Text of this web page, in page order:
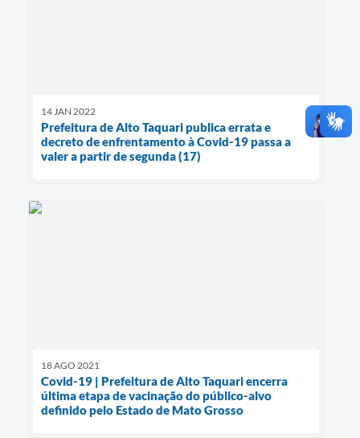
14 JAN 2022
Prefeitura de Alto Taquari publica errata e
decreto de enfrentamento à Covid-19 passa a
valer a partir de segunda (17)
18 AGO 2021
Covid-19 | Prefeitura de Alto Taquari encerra
última etapa de vacinação do público-alvo
definido pelo Estado de Mato Grosso